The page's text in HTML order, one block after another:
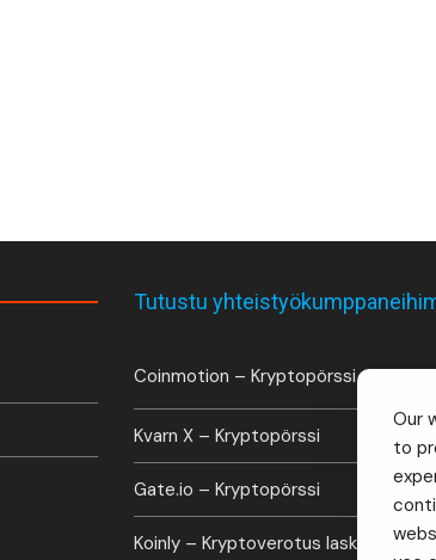
Tutustu
Coinmotion – Kryptopörssi
Kvarn X – Kryptopörssi
Gate.io – Kryptopörssi
Koinly – Kryptoverotus laskuri
Our
to